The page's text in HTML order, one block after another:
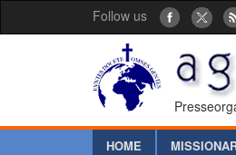
Follow us
HOME